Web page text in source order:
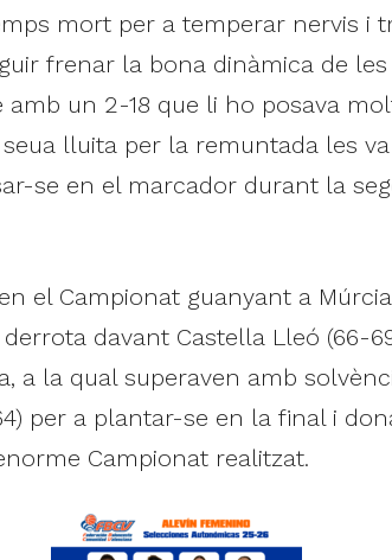
mort per a temperar nervis i
frenar la bona dinàmica de
un 2-18 que li ho posava
lluita per la remuntada les
se en el marcador durant la
el Campionat guanyant a
davant Castella Lleó (66-
a la qual superaven amb
per a plantar-se en la final i
Campionat realitzat.